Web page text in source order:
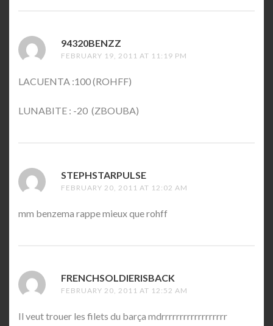
94320BENZZ
FEBRUARY 19, 2011 AT 11:19 PM
LACUENTA :100 (ROHFF)
LUNABITE : -20 (ZBOUBA)
STEPHSTARPULSE
FEBRUARY 20, 2011 AT 12:02 AM
mm benzema rappe mieux que rohff
FRENCHSOLDIERISBACK
FEBRUARY 20, 2011 AT 12:52 AM
Il veut trouer les filets du barça mdrrrrrrrrrrrrrrrrrr